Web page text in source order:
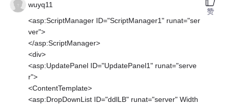
wuyq11
<asp:ScriptManager ID="ScriptManager1" runat="ser
ver">
</asp:ScriptManager>
<div>
<asp:UpdatePanel ID="UpdatePanel1" runat="serve
r">
<ContentTemplate>
<asp:DropDownList ID="ddlLB" runat="server" Width
赞